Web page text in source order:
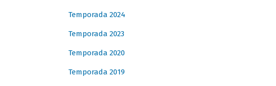
Temporada 2024
Temporada 2023
Temporada 2020
Temporada 2019